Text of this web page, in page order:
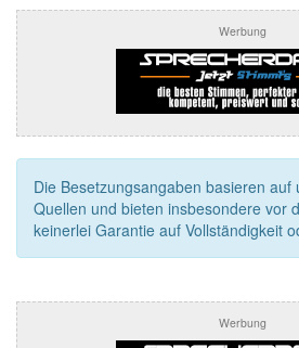
Werbung
Die Besetzungsangaben basieren auf
Quellen und bieten insbesondere vor
keinerlei Garantie auf Vollständigkeit
Werbung